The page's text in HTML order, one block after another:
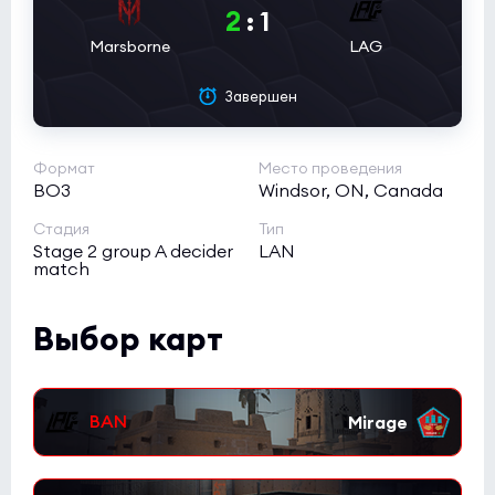
DENDELE
ASTRAL 0
Esports World Cup 2026 Open Qualifier
SAW
Esports World Cup 2026 Open Qualifier
Galactik rebels 0
2:0
Esports World Cup 2026 Open Qualifier(bo3)
Marsborne
2 : 1
LAG
Завершен
Формат
BO3
Место проведения
Windsor, ON, Canada
Стадия
Stage 2 group A decider
match
Тип
LAN
Выбор карт